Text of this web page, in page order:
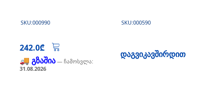
SKU:000990
242.0₾
🚚 გზაშია — ჩამოსვლა:
31.08.2026
SKU:000590
დაგვიკავშირდით